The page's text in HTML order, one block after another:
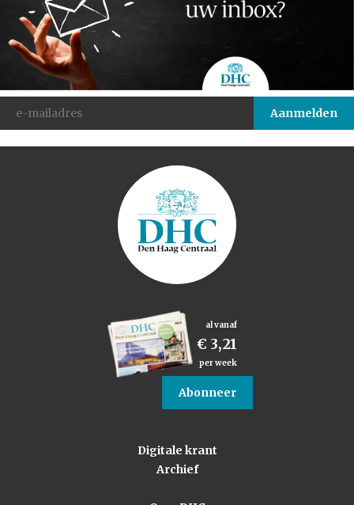
al vanaf
€ 3,21
per week
Abonneer
Digitale krant
Archief